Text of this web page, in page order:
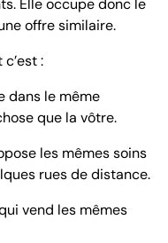
Elle occupe donc le
offre similaire.
:
dans le même
que la vôtre.
les mêmes soins
rues de distance.
vend les mêmes